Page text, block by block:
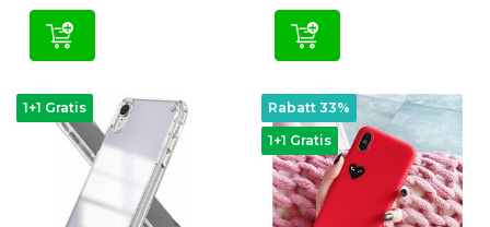
1+1 Gratis
1+1 Gratis
Rabatt 33%